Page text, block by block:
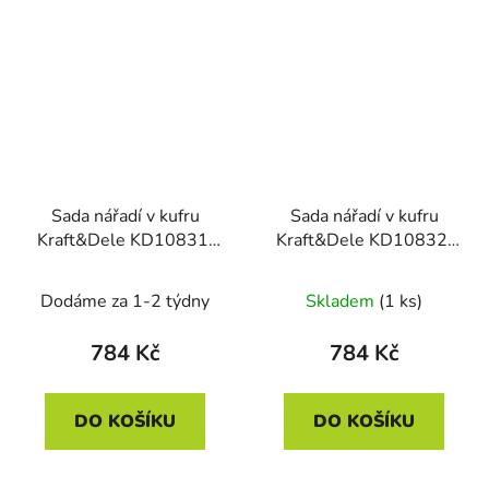
Sada nářadí v kufru
Kraft&Dele KD10831,
Dodáme za 1-2 týdny
784 Kč
DO KOŠÍKU
Sada nářadí v kufru
Kraft&Dele KD10832,
Skladem (1 ks)
784 Kč
DO KOŠÍKU